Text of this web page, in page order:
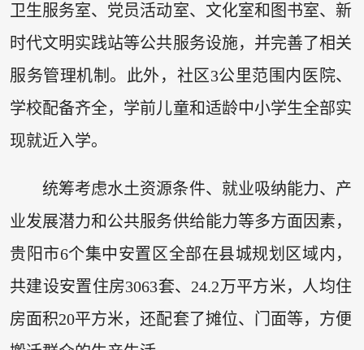
卫生服务室、党员活动室、文化室和图书室、新
时代文明实践站等公共服务设施，并完善了相关
服务管理机制。此外，社区3公里范围内医院、
学校配备齐全，学前儿童和适龄中小学生全部实
现就近入学。
统筹考虑水土资源条件、就业吸纳能力、产
业发展潜力和公共服务供给能力等多方面因素，
贵阳市6个集中安置区全部在县城规划区域内，
共建设安置住房3063套、24.2万平方米，人均住
房面积20平方米，还配套了摊位、门面等，方便